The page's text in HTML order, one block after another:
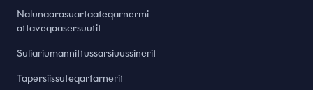
Nalunaarasuartaateqarnermi
attaveqaasersuutit
Suliariumannittussarsiuussinerit
Tapersiissuteqartarnerit